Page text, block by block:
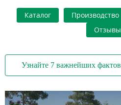
Каталог Производство
Отзывы